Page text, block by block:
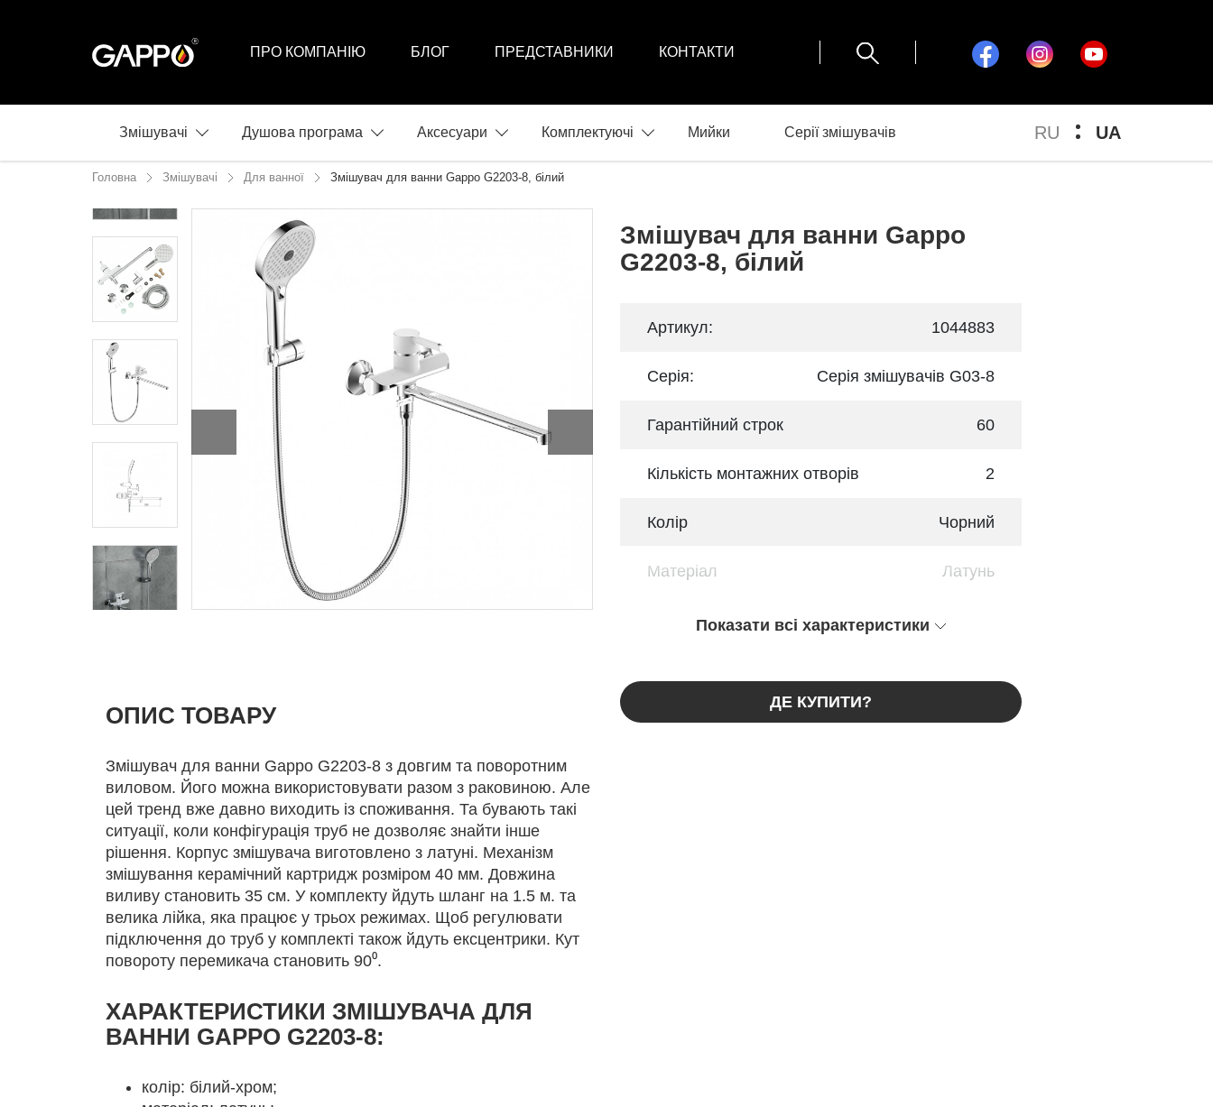
ПРО КОМПАНІЮ БЛОГ ПРЕДСТАВНИКИ КОНТАКТИ
RU UA
Змішувачі Душова програма Аксесуари Комплектуючі Мийки Серії змішувачів
Головна Змішувачі Для ванної Змішувач для ванни Gappo G2203-8, білий
ОПИС ТОВАРУ
Змішувач для ванни Gappo G2203-8 з довгим та поворотним
виловом. Його можна використовувати разом з раковиною. Але
цей тренд вже давно виходить із споживання. Та бувають такі
ситуації, коли конфігурація труб не дозволяє знайти інше
рішення. Корпус змішувача виготовлено з латуні. Механізм
змішування керамічний картридж розміром 40 мм. Довжина
виливу становить 35 см. У комплекту йдуть шланг на 1.5 м. та
велика лійка, яка працює у трьох режимах. Щоб регулювати
підключення до труб у комплекті також йдуть ексцентрики. Кут
повороту перемикача становить 90⁰.
ХАРАКТЕРИСТИКИ ЗМІШУВАЧА ДЛЯ
ВАННИ GAPPO G2203-8:
колір: білий-хром;
Змішувач для ванни Gappo
G2203-8, білий
Артикул: 1044883
Серія: Серія змішувачів G03-8
Гарантійний строк 60
Кількість монтажних отворів 2
Колір Чорний
Матеріал Латунь
Показати всі характеристики
ДЕ КУПИТИ?